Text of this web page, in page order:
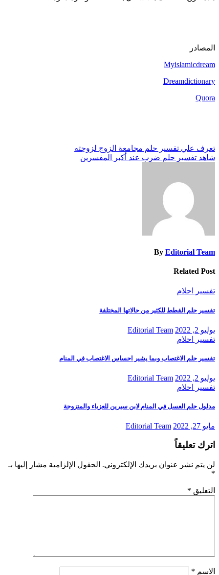
المصادر
Myislamicdream
Dreamdictionary
Quora
تصفّح
المقالات
تعرف علي تفسير حلم مجامعة الزوج لزوجته
شاهد تفسير حلم ضرب عند أكبر المفسرين
By Editorial Team
Related Post
تفسير احلام
تفسير حلم القطط للكثير من حالاتها المختلفة
يوليو 2, 2022
Editorial Team
تفسير احلام
تفسير حلم الاغتصاب وبما يشير احساس الاغتصاب في المنام
يوليو 2, 2022
Editorial Team
تفسير احلام
مدلول حلم العسل في المنام لابن سيرين للعزباء والمتزوجة
مايو 27, 2022 Editorial Team
اترك تعليقاً
لن يتم نشر عنوان بريدك الإلكتروني. الحقول الإلزامية مشار إليها بـ
*
التعليق *
الاسم *